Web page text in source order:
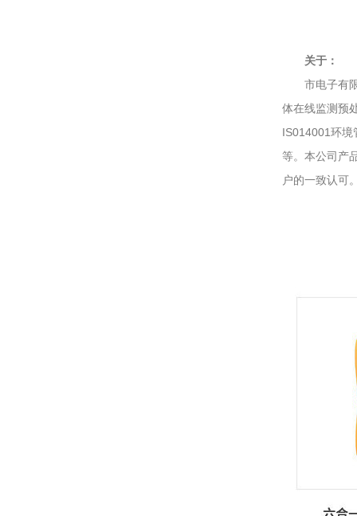
关于：
市电子有限
体在线监测预
IS014001环境
等。本公司产
户的一致认可